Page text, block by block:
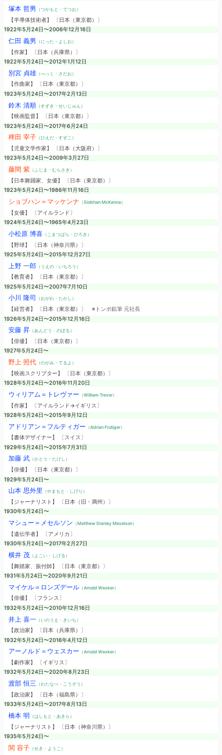
塚本 哲男 （つかもと・てつお）
【半導体技術者】 〔日本（東京都）〕
1922年5月24日〜2006年12月16日
仁田 義男 （にった・よしお）
【作家】 〔日本（兵庫県）〕
1922年5月24日〜2012年1月12日
別宮 貞雄（べっく・さだお）
【作曲家】 〔日本（東京都）〕
1923年5月24日〜2017年2月13日
鈴木 清順 （すずき・せいじゅん）
【映画監督】 〔日本（東京都）〕
1923年5月24日〜2017年6月24日
稗田 宰子（ひえだ・すずこ）
【児童文学作家】 〔日本（大阪府）〕
1923年5月24日〜2009年3月27日
藤間 紫（ふじま・むらさき）
【日本舞踊家、女優】 〔日本（東京都）〕
1923年5月24日〜1986年11月16日
ショブハン＝マッケンナ （Siobhan McKenna）
【女優】 〔アイルランド〕
1924年5月24日〜1965年4月23日
小松原 博喜（こまつばら・ひろき）
【野球】 〔日本（神奈川県）〕
1925年5月24日〜2015年12月27日
上野 一郎（うえの・いちろう）
【教育者】 〔日本（東京都）〕
1925年5月24日〜2007年7月10日
小川 隆司 （おがわ・たかし）
【経営者】 〔日本（東京都）〕 ※トンボ鉛筆 元社長
1926年5月24日〜2015年12月16日
安藤 昇（あんどう・のぼる）
【俳優】 〔日本（東京都）〕
1927年5月24日〜
野上 照代（のがみ・てるよ）
【映画スクリプター】 〔日本（東京都）〕
1928年5月24日〜2016年11月20日
ウィリアム＝トレヴァー （William Trevor）
【作家】 〔アイルランド→イギリス〕
1928年5月24日〜2015年9月12日
アドリアン＝フルティガー （Adrian Frutiger）
【書体デザイナー】 〔スイス〕
1929年5月24日〜2015年7月31日
加藤 武（かとう・たけし）
【俳優】 〔日本（東京都）〕
1929年5月24日〜
山本 思外里 （やまもと・しげり）
【ジャーナリスト】 〔日本（旧・満州）〕
1930年5月24日〜
マシュー＝メセルソン （Matthew Stanley Meselson）
【遺伝学者】 〔アメリカ〕
1930年5月24日〜2017年2月27日
横井 茂（よこい・しげる）
【舞踏家、振付師】 〔日本（東京都）〕
1931年5月24日〜2020年9月21日
マイケル＝ロンズデール（Arnold Wesker）
【俳優】 〔フランス〕
1932年5月24日〜2010年12月16日
井上 喜一（いのうえ・きいち）
【政治家】 〔日本（兵庫県）〕
1932年5月24日〜2016年4月12日
アーノルド＝ウェスカー （Arnold Wesker）
【劇作家】 〔イギリス〕
1932年5月24日〜2020年8月23日
渡部 恒三 （わたなべ・こうぞう）
【政治家】 〔日本（福島県）〕
1933年5月24日〜2017年8月13日
橋本 明 （はしもと・あきら）
【ジャーナリスト】 〔日本（神奈川県）〕
1935年5月24日〜
関 容子（せき・ようこ）